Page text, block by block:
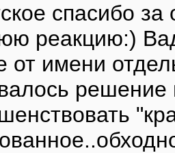
спасибо
реакцию:)
от имени
решение